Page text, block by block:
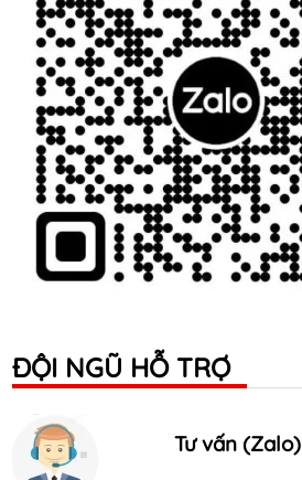
ĐỘI NGŨ HỖ TRỢ
Tư vấn (Zalo)